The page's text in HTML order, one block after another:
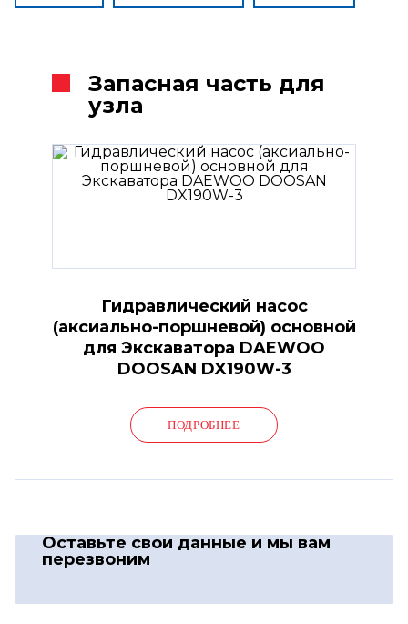
Запасная часть для
узла
Гидравлический насос
(аксиально-поршневой) основной
для Экскаватора DAEWOO
DOOSAN DX190W-3
ПОДРОБНЕЕ
Оставьте свои данные и мы вам
перезвоним